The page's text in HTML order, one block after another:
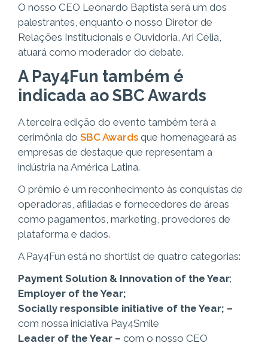
O nosso CEO Leonardo Baptista será um dos
palestrantes, enquanto o nosso Diretor de
Relações Institucionais e Ouvidoria, Ari Celia,
atuará como moderador do debate.
A Pay4Fun também é
indicada ao SBC Awards
A terceira edição do evento também terá a
cerimônia do SBC Awards que homenageará as
empresas de destaque que representam a
indústria na América Latina.
O prêmio é um reconhecimento às conquistas de
operadoras, afiliadas e fornecedores de áreas
como pagamentos, marketing, provedores de
plataforma e dados.
A Pay4Fun está no shortlist de quatro categorias:
Payment Solution & Innovation of the Year;
Employer of the Year;
Socially responsible initiative of the Year; –
com nossa iniciativa Pay4Smile
Leader of the Year – com o nosso CEO